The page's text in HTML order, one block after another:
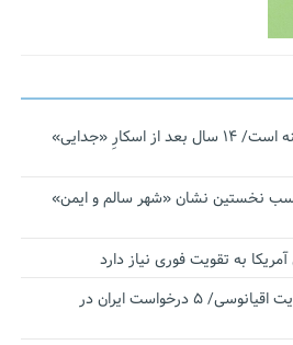
نجات‌دهنده‌ همچنان در آیینه است/ ۱۴ سال بعد از اسکارِ «جدایی»
نخستین نشان «شهر سالم و ایمن»
به تقویت فوری نیاز دارد
اقتدار ناوگروه ۱۰۳ در مأموریت‌ اقیانوسی/ ۵ درخواست ایران در